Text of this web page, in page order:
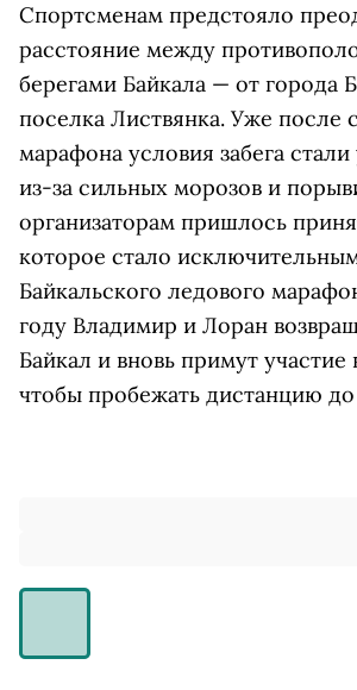
Спортсменам предстояло
расстояние между
берегами Байкала — от города
поселка Листвянка. Уже после
марафона условия забега
из-за сильных морозов и
организаторам пришлось
которое стало
Байкальского ледового
году Владимир и Лоран
Байкал и вновь примут участие
чтобы пробежать дистанцию